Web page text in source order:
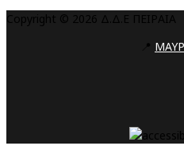
Copyright © 2026 Δ.Δ.Ε ΠΕΙΡΑΙΑ
📍